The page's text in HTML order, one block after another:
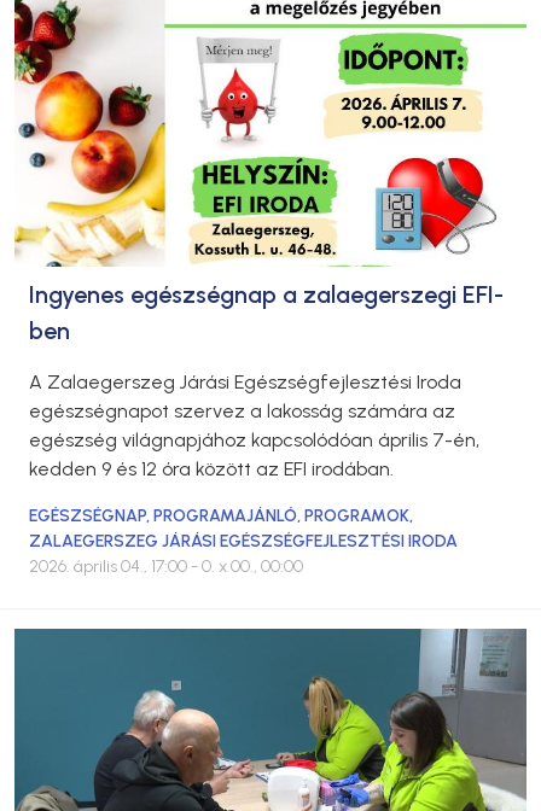
Ingyenes egészségnap a zalaegerszegi EFI-
ben
A Zalaegerszeg Járási Egészségfejlesztési Iroda
egészségnapot szervez a lakosság számára az
egészség világnapjához kapcsolódóan április 7-én,
kedden 9 és 12 óra között az EFI irodában.
EGÉSZSÉGNAP,PROGRAMAJÁNLÓ,PROGRAMOK,
ZALAEGERSZEG JÁRÁSI EGÉSZSÉGFEJLESZTÉSI IRODA
2026. április 04., 17:00 - 0. x 00., 00:00